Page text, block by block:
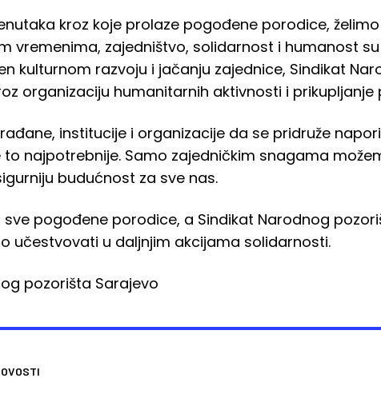
kroz koje prolaze pogođene porodice,
vremenima, zajedništvo, solidarnost i humanost
kulturnom razvoju i jačanju zajednice, Sindikat
organizaciju humanitarnih aktivnosti i prikupljanje
institucije i organizacije da se pridruže
najpotrebnije. Samo zajedničkim snagama
budućnost za sve nas.
sve pogođene porodice, a Sindikat Narodnog
učestvovati u daljnjim akcijama solidarnosti.
pozorišta Sarajevo